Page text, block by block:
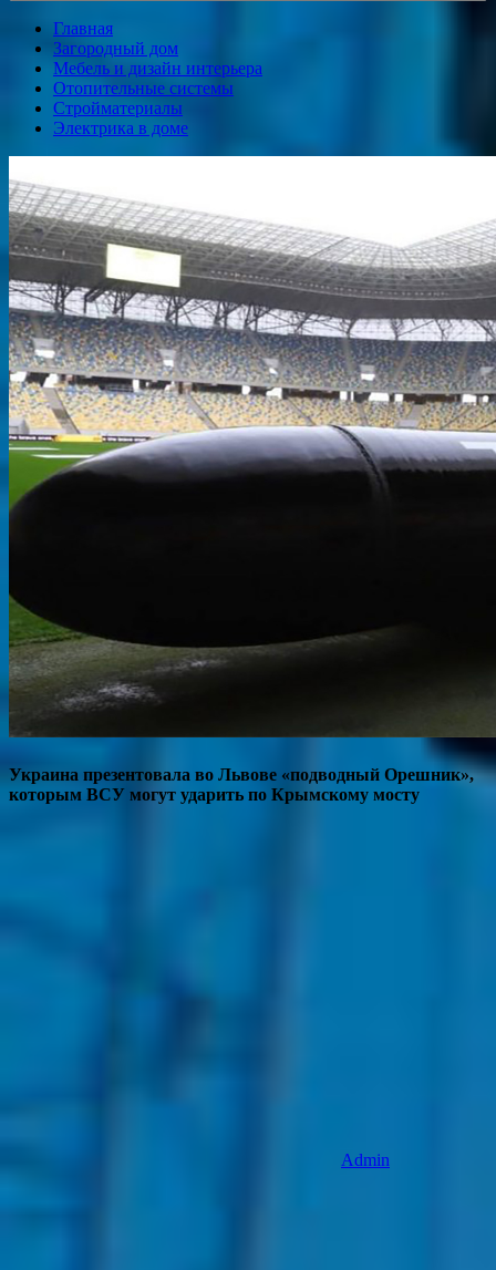
Главная
Загородный дом
Мебель и дизайн интерьера
Отопительные системы
Стройматериалы
Электрика в доме
Украина презентовала во Львове «подводный Орешник»,
которым ВСУ могут ударить по Крымскому мосту
Admin